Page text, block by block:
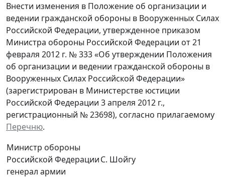
Внести изменения в Положение об организации и
ведении гражданской обороны в Вооруженных Силах
Российской Федерации, утвержденное приказом
Министра обороны Российской Федерации от 21
февраля 2012 г. № 333 «Об утверждении Положения
об организации и ведении гражданской обороны в
Вооруженных Силах Российской Федерации»
(зарегистрирован в Министерстве юстиции
Российской Федерации 3 апреля 2012 г.,
регистрационный № 23698), согласно прилагаемому
Перечню.
Министр обороны
Российской Федерации
генерал армии
С. Шойгу